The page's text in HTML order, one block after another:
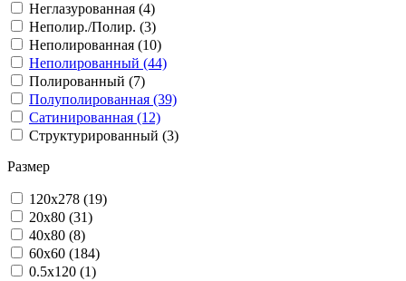
Неглазурованная (4)
Неполир./Полир. (3)
Неполированная (10)
Неполированный (44)
Полированный (7)
Полуполированная (39)
Сатинированная (12)
Структурированный (3)
Размер
120x278 (19)
20x80 (31)
40x80 (8)
60x60 (184)
0.5x120 (1)